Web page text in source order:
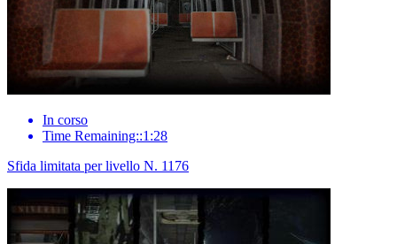
In corso
Time Remaining::1:28
Sfida limitata per livello N. 1176